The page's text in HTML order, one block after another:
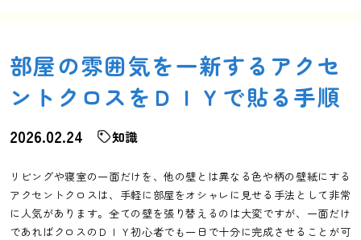
部屋の雰囲気を一新するアクセ
ントクロスをＤＩＹで貼る手順
2026.02.24 知識
リビングや寝室の一面だけを、他の壁とは異なる色や柄の壁紙にする
アクセントクロスは、手軽に部屋をオシャレに見せる手法として非常
に人気があります。全ての壁を張り替えるのは大変ですが、一面だけ
であればクロスのＤＩＹ初心者でも一日で十分に完成させることが可